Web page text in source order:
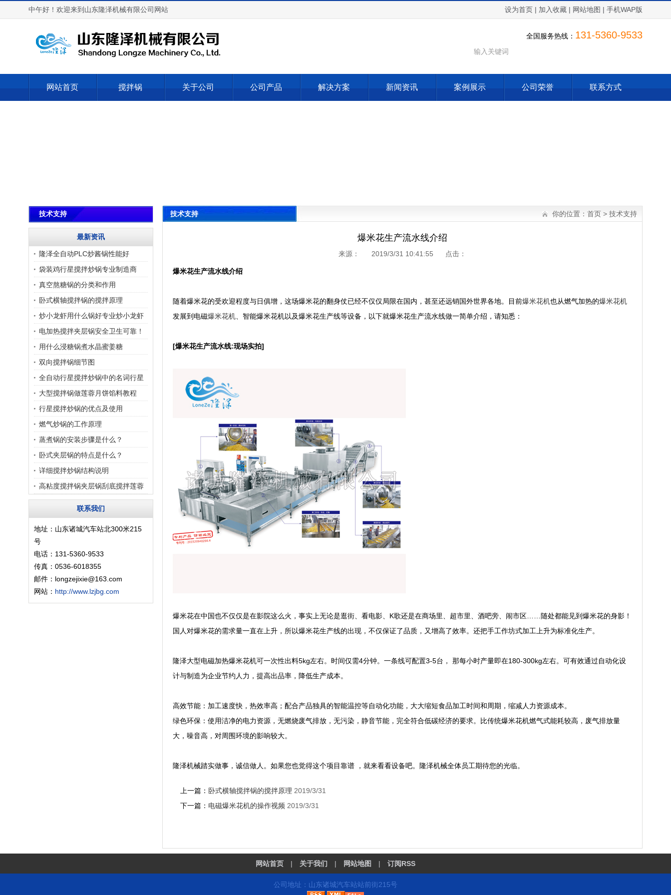
中午好！欢迎来到山东隆泽机械有限公司网站 设为首页 | 加入收藏 | 网站地图 | 手机WAP版
全国服务热线： 131-5360-9533
网站首页 搅拌锅 关于公司 公司产品 解决方案 新闻资讯 案例展示 公司荣誉 联系方式
技术支持
最新资讯
隆泽全自动PLC炒酱锅性能好
袋装鸡行星搅拌炒锅专业制造商
真空熬糖锅的分类和作用
卧式横轴搅拌锅的搅拌原理
炒小龙虾用什么锅好专业炒小龙虾
的锅，小龙虾搅拌炒
电加热搅拌夹层锅安全卫生可靠！
用什么浸糖锅煮水晶蜜姜糖
双向搅拌锅细节图
全自动行星搅拌炒锅中的名词行星
搅拌到底是指的什么
大型搅拌锅做莲蓉月饼馅料教程
行星搅拌炒锅的优点及使用
燃气炒锅的工作原理
蒸煮锅的安装步骤是什么？
卧式夹层锅的特点是什么？
详细搅拌炒锅结构说明
高粘度搅拌锅夹层锅刮底搅拌莲蓉
馅月饼
联系我们
地址：山东诸城汽车站北300米215
号
电话：131-5360-9533
传真：0536-6018355
邮件：longzejixie@163.com
网站： http://www.lzjbg.com
技术支持 你的位置： 首页 > 技术支持
爆米花生产流水线介绍
来源： 2019/3/31 10:41:55 点击：
爆米花生产流水线介绍
随着爆米花的受欢迎程度与日俱增，这场爆米花的翻身仗已经不仅仅局限在国内，甚至还远销国外世界各地。目前爆米花机也从燃气加热的爆米花机
发展到电磁爆米花机 、智能爆米花机以及爆米花生产线等设备，以下就爆米花生产流水线做一简单介绍，请知悉：
[爆米花生产流水线:现场实拍]
爆米花在中国也不仅仅是在影院这么火，事实上无论是逛街、看电影、K歌还是在商场里、超市里、酒吧旁、闹市区……随处都能见到爆米花的身影！
国人对爆米花的需求量一直在上升，所以爆米花生产线的出现，不仅保证了品质，又增高了效率。还把手工作坊式加工上升为标准化生产。
隆泽大型电磁加热爆米花机可一次性出料5kg左右。时间仅需4分钟。一条线可配置3-5台， 那每小时产量即在180-300kg左右。可有效通过自动化设
计与制造为企业节约人力，提高出品率，降低生产成本。
高效节能：加工速度快，热效率高；配合产品独具的智能温控等自动化功能，大大缩短食品加工时间和周期，缩减人力资源成本。
绿色环保：使用洁净的电力资源，无燃烧废气排放，无污染，静音节能，完全符合低碳经济的要求。比传统爆米花机燃气式能耗较高，废气排放量
大，噪音高，对周围环境的影响较大。
隆泽机械踏实做事，诚信做人。如果您也觉得这个项目靠谱 ，就来看看设备吧。隆泽机械全体员工期待您的光临。
上一篇： 卧式横轴搅拌锅的搅拌原理 2019/3/31
下一篇： 电磁爆米花机的操作视频 2019/3/31
网站首页 | 关于我们 | 网站地图 | 订阅RSS
公司地址：山东诸城汽车站站前街215号